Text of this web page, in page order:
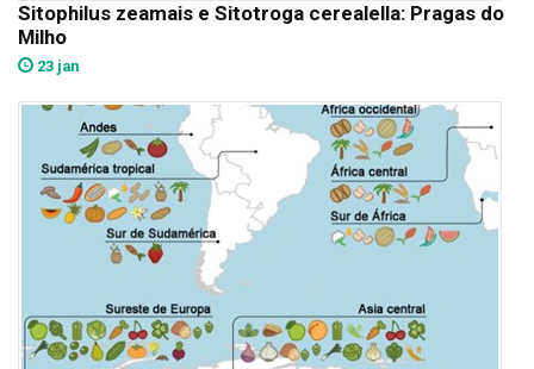
Sitophilus zeamais e Sitotroga cerealella: Pragas do
Milho
23 jan